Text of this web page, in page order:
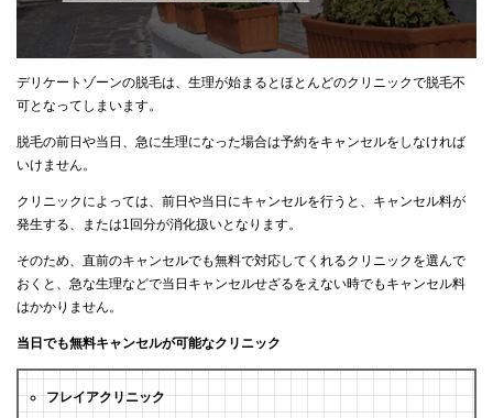
デリケートゾーンの脱毛は、生理が始まるとほとんどのクリニックで脱毛不
可となってしまいます。
脱毛の前日や当日、急に生理になった場合は予約をキャンセルをしなければ
いけません。
クリニックによっては、前日や当日にキャンセルを行うと、キャンセル料が
発生する、または1回分が消化扱いとなります。
そのため、直前のキャンセルでも無料で対応してくれるクリニックを選んで
おくと、急な生理などで当日キャンセルせざるをえない時でもキャンセル料
はかかりません。
当日でも無料キャンセルが可能なクリニック
フレイアクリニック